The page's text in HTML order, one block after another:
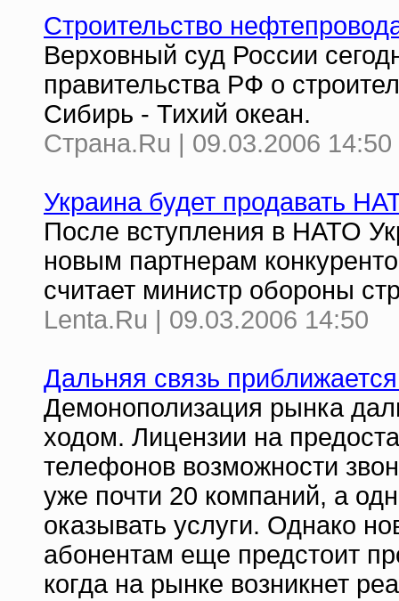
Строительство
Верховный суд России
правительства РФ о
Сибирь - Тихий океан.
Страна.Ru | 09.03.2006 14:50
Украина будет продавать
После вступления в НАТО
новым партнерам
считает министр обороны
Lenta.Ru | 09.03.2006 14:50
Дальняя связь
Демонополизация рынка
ходом. Лицензии на
телефонов возможности
уже почти 20 компаний, а
оказывать услуги. Однако
абонентам еще предстоит
когда на рынке возникнет